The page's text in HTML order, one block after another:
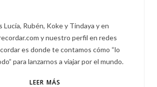
Lucía, Rubén, Koke y Tindaya y en
y nuestro perfil en redes
es donde te contamos cómo “lo
para lanzarnos a viajar por el mundo.
LEER MÁS